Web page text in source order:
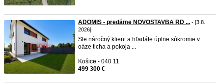
ADOMIS - predáme NOVOSTAVBA RD ... - [3.8.
2026]
Ste náročný klient a hľadáte úplne súkromie v
oáze ticha a pokoja ...
Košice - 040 11
499 300 €